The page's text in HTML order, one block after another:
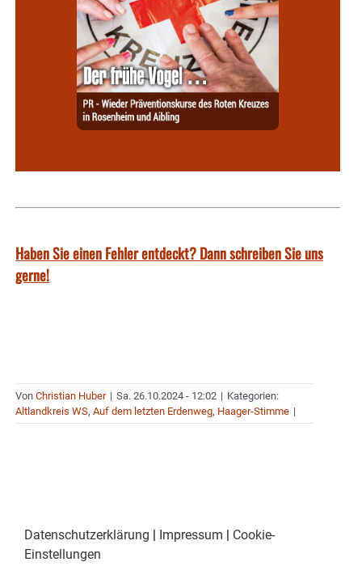
Haben Sie einen Fehler entdeckt? Dann schreiben Sie uns
gerne!
Von Christian Huber | Sa. 26.10.2024 - 12:02 | Kategorien:
Altlandkreis WS, Auf dem letzten Erdenweg, Haager-Stimme |
Datenschutzerklärung | Impressum | Cookie-
Einstellungen